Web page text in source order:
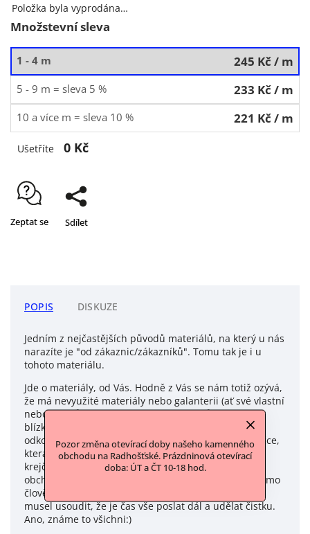
Pozor změna otevírací doby našeho kamenného
obchodu na Radhošťské. Prázdninová otevírací
doba: ÚT a ČT 10-18 hod.
Položka byla vyprodána…
Množstevní sleva
1 - 4 m 245 Kč/ m
5 - 9 m = sleva 5 % 233 Kč/ m
10 a více m = sleva 10 % 221 Kč/ m
Ušetříte 0 Kč
Zeptat se Sdílet
POPIS DISKUZE
Jedním z nejčastějších původů materiálů, na který u nás
narazíte je "od zákaznic/zákazníků". Tomu tak je i u
tohoto materiálu.
Jde o materiály, od Vás. Hodně z Vás se nám totiž ozývá,
že má nevyužité materiály nebo galanterii (ať své vlastní
nebo z pozůstalosti po některém z členů rodiny a
blízkých) a jestli bychom tyto materiály nechtěli
odkoupit. Často to jsou nevyužité materiály po babičce,
která celý život šila, mamince, která byla švadlena či
krejčová nebo někdo z rodiny, kdo třeba s látkami
obchodoval a zavřel své podnikání. A nebo to byl přímo
člověk, který to třeba se svými zásobami přehnal a
musel usoudit, že je čas vše poslat dál a udělat čistku.
Ano, známe to všichni:)